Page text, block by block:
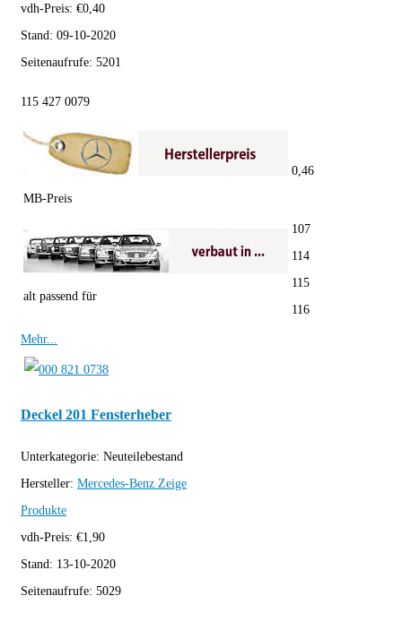
vdh-Preis: €0,40
Stand: 09-10-2020
Seitenaufrufe: 5201
115 427 0079
MB-Preis
0,46
alt passend für
107
114
115
116
Mehr...
Deckel 201 Fensterheber
Unterkategorie: Neuteilebestand
Hersteller: Mercedes-Benz Zeige
Produkte
vdh-Preis: €1,90
Stand: 13-10-2020
Seitenaufrufe: 5029